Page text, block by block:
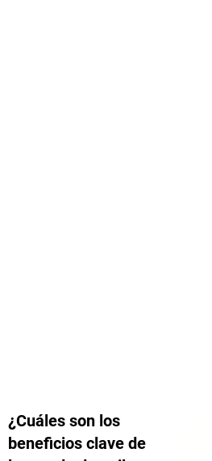
¿Cuáles son los
beneficios clave de